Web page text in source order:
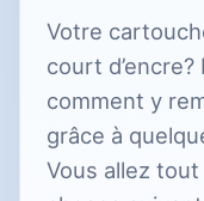
Votre
court
comment y
grâce à
Vous allez tout